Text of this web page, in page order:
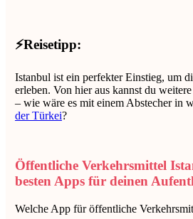
⚡Reisetipp:
Istanbul ist ein perfekter Einstieg, um
erleben. Von hier aus kannst du
– wie wäre es mit einem Abstecher in
der Türkei?
Öffentliche Verkehrsmittel
besten Apps für deinen
Welche App für öffentliche